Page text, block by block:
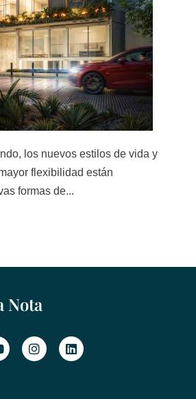
los nuevos estilos de vida y
flexibilidad están
formas de...
Nota